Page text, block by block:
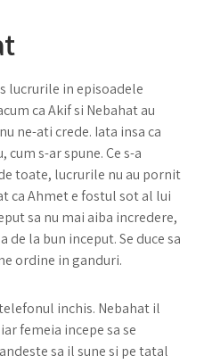
lucrurile in episoadele
ca Akif si Nebahat au
ne-ati crede. Iata insa ca
s-ar spune. Ce s-a
toate, lucrurile nu au pornit
ca Ahmet e fostul sot al lui
sa nu mai aiba incredere,
de la bun inceput. Se duce sa
ordine in ganduri.
inchis. Nebahat il
femeia incepe sa se
sa il sune si pe tatal